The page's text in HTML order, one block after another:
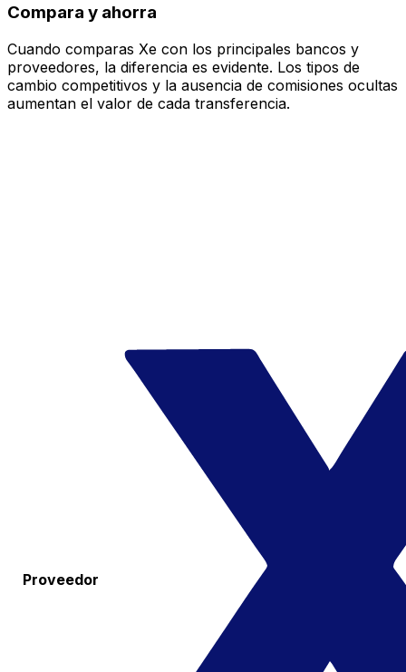
Compara y ahorra
Cuando comparas Xe con los principales bancos y
proveedores, la diferencia es evidente. Los tipos de
cambio competitivos y la ausencia de comisiones ocultas
aumentan el valor de cada transferencia.
Proveedor